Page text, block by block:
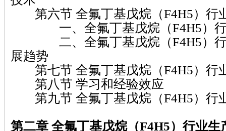
第六节 全氟丁基戊烷（F4H5）行
一、全氟丁基戊烷（F4H5）行
二、全氟丁基戊烷（F4H5）行
展趋势
第七节 全氟丁基戊烷（F4H5）行
第八节 学习和经验效应
第九节 全氟丁基戊烷（F4H5）行
第二章 全氟丁基戊烷（F4H5）行业生